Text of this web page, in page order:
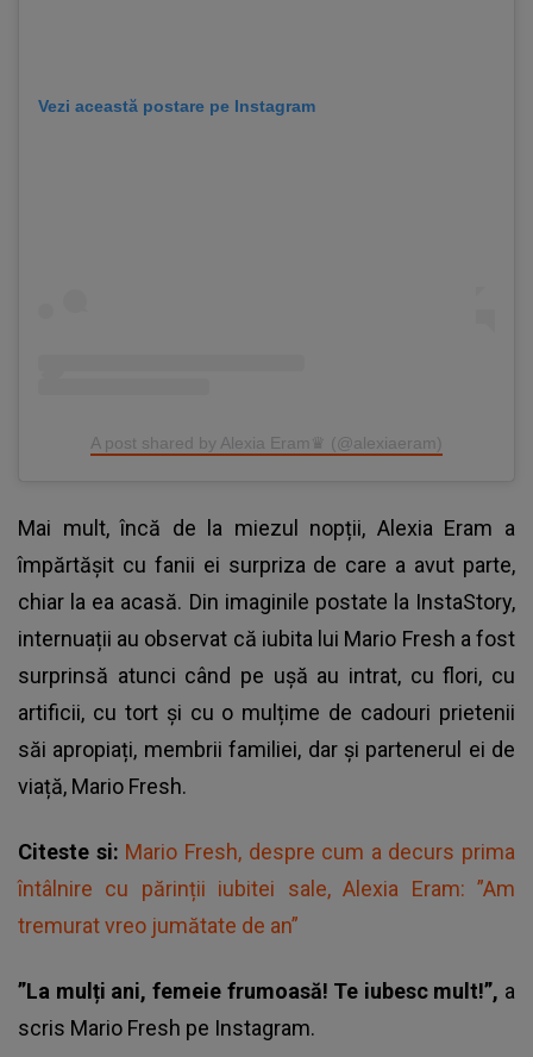
Vezi această postare pe Instagram
A post shared by Alexia Eram♛ (@alexiaeram)
Mai mult, încă de la miezul nopții, Alexia Eram a
împărtășit cu fanii ei surpriza de care a avut parte,
chiar la ea acasă. Din imaginile postate la InstaStory,
internuații au observat că iubita lui Mario Fresh a fost
surprinsă atunci când pe ușă au intrat, cu flori, cu
artificii, cu tort și cu o mulțime de cadouri prietenii
săi apropiați, membrii familiei, dar și partenerul ei de
viață, Mario Fresh.
Citeste si: Mario Fresh, despre cum a decurs prima
întâlnire cu părinții iubitei sale, Alexia Eram: ”Am
tremurat vreo jumătate de an”
”La mulți ani, femeie frumoasă! Te iubesc mult!”, a
scris Mario Fresh pe Instagram.